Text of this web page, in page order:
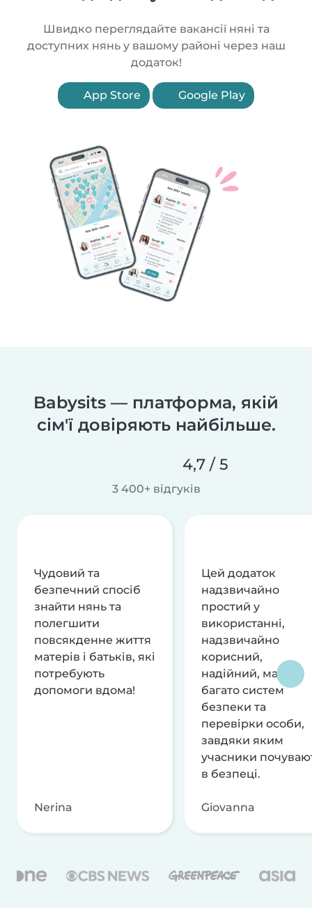
Швидко переглядайте вакансії няні та
доступних нянь у вашому районі через наш
додаток!
App Store Google Play
Babysits — платформа, якій
сім'ї довіряють найбільше.
4,7 / 5
3 400+ відгуків
Чудовий та
безпечний спосіб
знайти нянь та
полегшити
повсякденне життя
матерів і батьків, які
потребують
допомоги вдома!
Nerina
Цей додаток
надзвичайно
простий у
використанні,
надзвичайно
корисний,
надійний, має
багато систем
безпеки та
перевірки особи,
завдяки яким
учасники
в безпеці.
Giovanna